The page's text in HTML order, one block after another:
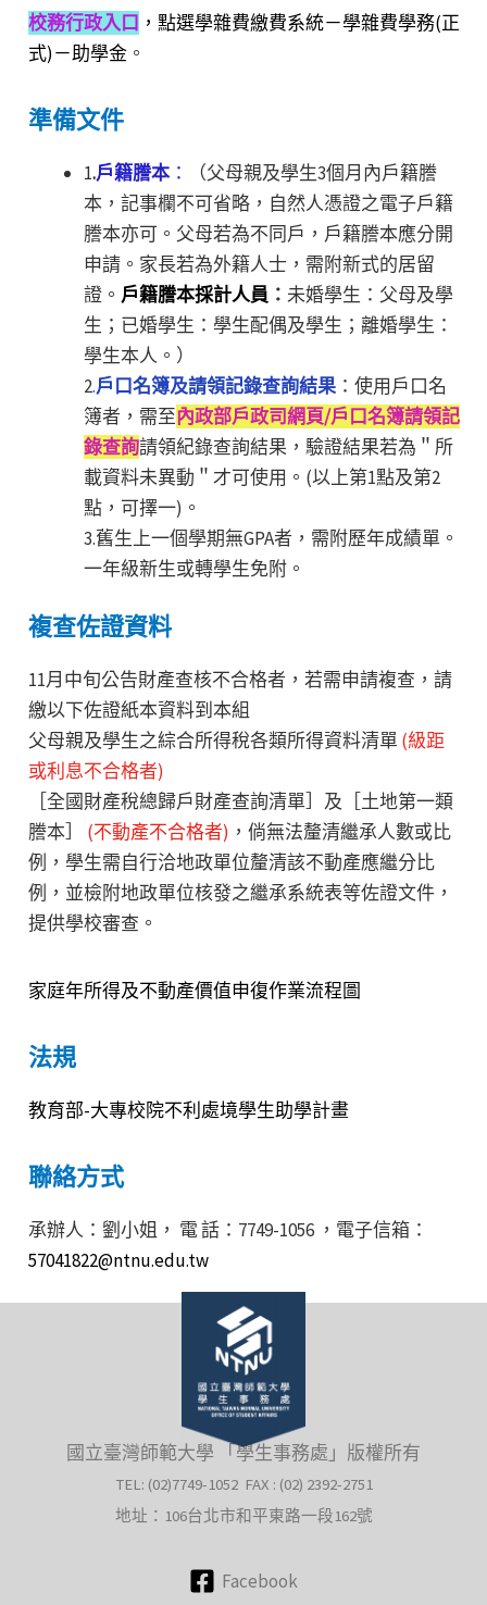
校務行政入口 ，點選學雜費繳費系統－學雜費學務(正
式)－助學金。
準備文件
1.戶籍謄本：
（父母親及學生3個月內戶籍謄
本，記事欄不可省略，自然人憑證之電子戶籍
謄本亦可。父母若為不同戶，戶籍謄本應分開
申請。家長若為外籍人士，需附新式的居留
證。 戶籍謄本採計人員 ： 未婚學生：父母及學
生；已婚學生：學生配偶及學生；離婚學生：
學生本人。）
2.戶口名簿及請領記錄查詢結果：使用戶口名
簿者，需至內政部戶政司網頁/戶口名簿請領記
錄查詢請領紀錄查詢結果，驗證結果若為＂所
載資料未異動＂才可使用。(以上第1點及第2
點，可擇一)。
3.舊生上一個學期無GPA者，需附歷年成績單。
一年級新生或轉學生免附。
複查佐證資料
11月中旬公告財產查核不合格者，若需申請複查，請
繳以下佐證紙本資料到本組
父母親及學生之綜合所得稅各類所得資料清單 (級距
或利息不合格者)
［全國財產稅總歸戶財產查詢清單］及［土地第一類
謄本］
(不動產不合格者) ，倘無法釐清繼承人數或比
例，學生需自行洽地政單位釐清該不動產應繼分比
例，並檢附地政單位核發之繼承系統表等佐證文件，
提供學校審查。
家庭年所得及不動產價值申復作業流程圖
法規
教育部-大專校院不利處境學生助學計畫
聯絡方式
承辦人：劉小姐， 電 話：7749-1056 ，電子信箱：
57041822@ntnu.edu.tw
國立臺灣師範大學 「學生事務處」版權所有
TEL: (02)7749-1052 FAX : (02) 2392-2751
地址：106台北市和平東路一段162號
Facebook